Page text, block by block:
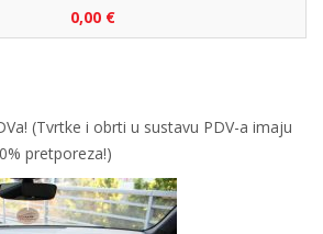
0,00 €
(Tvrtke i obrti u sustavu PDV-a imaju
pretporeza!)